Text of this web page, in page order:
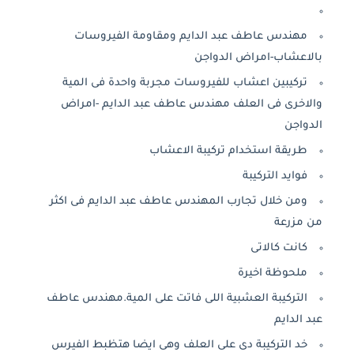
مهندس عاطف عبد الدايم ومقاومة الفيروسات
بالاعشاب-امراض الدواجن
تركيبين اعشاب للفيروسات مجربة واحدة فى المية
والاخرى فى العلف مهندس عاطف عبد الدايم -امراض
الدواجن
طريقة استخدام تركيبة الاعشاب
فوايد التركيبة
ومن خلال تجارب المهندس عاطف عبد الدايم فى اكثر
من مزرعة
كانت كالاتى
ملحوظة اخيرة
التركيبة العشبية اللى فاتت على المية.مهندس عاطف
عبد الدايم
خد التركيبة دى على العلف وهى ايضا هتظبط الفيرس